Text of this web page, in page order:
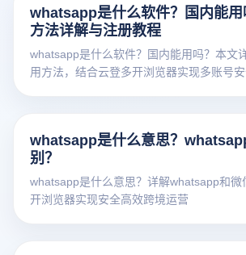
whatsapp是什么软件？国内能
方法详解与注册教程
whatsapp是什么软件？国内能用吗？本文
用方法，结合云登多开浏览器实现多账号
whatsapp是什么意思？
别？
whatsapp是什么意思？详解whatsapp和微
开浏览器实现安全高效跨境运营